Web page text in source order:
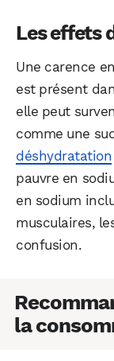
Les effets
Une carence
est présent
elle peut
comme une
déshydratation
pauvre en
en sodium
musculaires,
confusion.
la